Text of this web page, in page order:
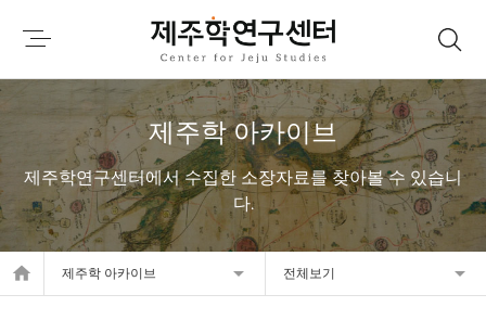
제주학 아카이브
제주학연구센터에서 수집한 소장자료를 찾아볼 수 있습니
다.
home 제주학 아카이브 전체보기